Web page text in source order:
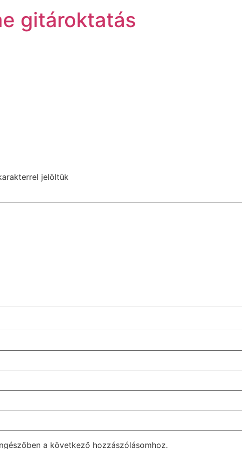
gitároktatás
jelöltük
a következő hozzászólásomhoz.